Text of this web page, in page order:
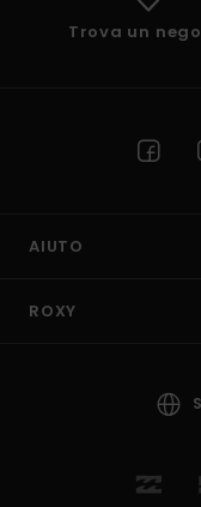
Trova un
AIUTO
ROXY